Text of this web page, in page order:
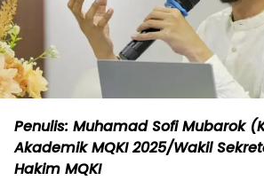
Penulis: Muhamad Sofi Mubarok
Akademik MQKI 2025/Wakil
Hakim MQKI